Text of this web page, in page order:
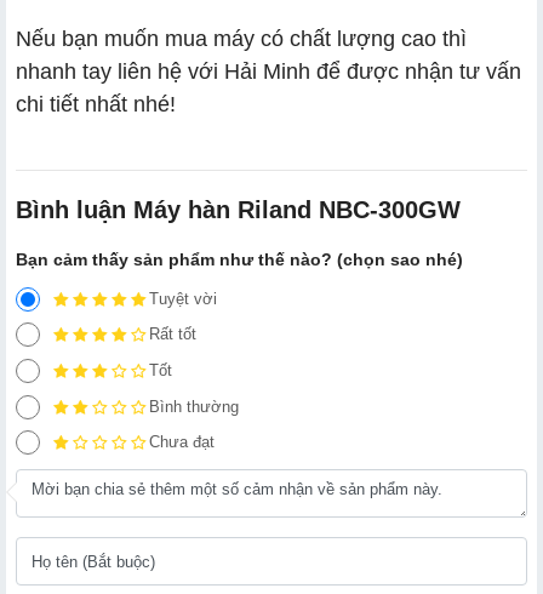
Nếu bạn muốn mua máy có chất lượng cao thì
nhanh tay liên hệ với Hải Minh để được nhận tư vấn
chi tiết nhất nhé!
Bình luận Máy hàn Riland NBC-300GW
Bạn cảm thấy sản phẩm như thế nào? (chọn sao nhé)
Tuyệt vời
Rất tốt
Tốt
Bình thường
Chưa đạt